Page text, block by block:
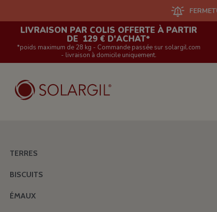
FERMETURE
LIVRAISON PAR COLIS OFFERTE À PARTIR
DE 129 € D'ACHAT*
*poids maximum de 28 kg - Commande passée sur solargil.com
- livraison à domicile uniquement.
TERRES
BISCUITS
ÉMAUX